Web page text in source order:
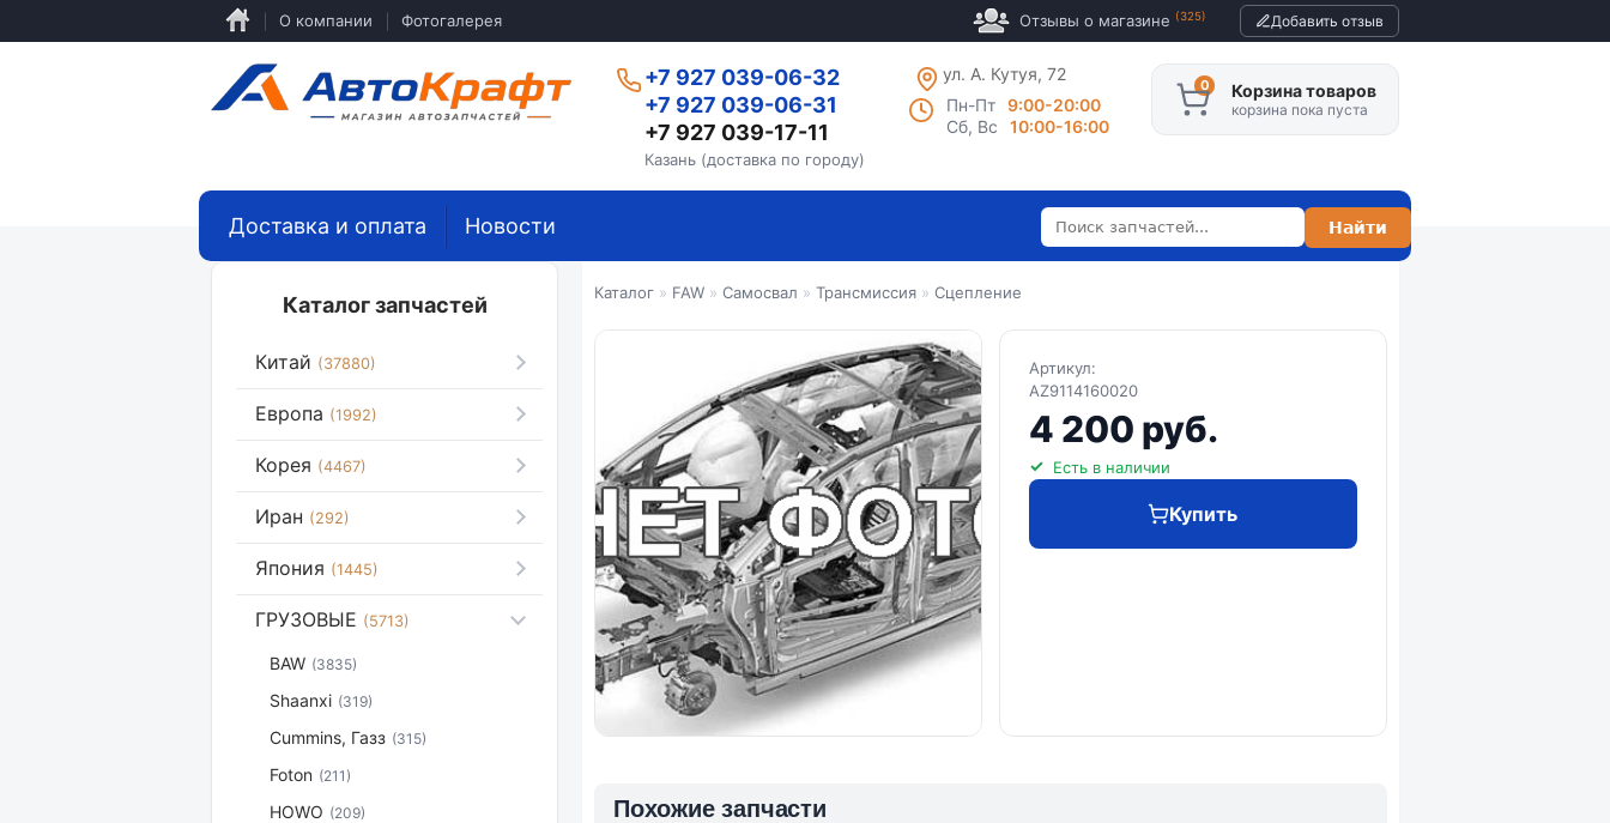
основному
О компании Фотогалерея Отзывы о магазине (325) Добавить отзыв
+7 927 039-06-32
+7 927 039-06-31
+7 927 039-17-11
Казань (доставка по городу)
ул. А. Кутуя, 72
Пн-Пт
9:00-20:00
Сб, Вс
10:00-16:00
Корзина товаров
корзина пока пуста
Каталог » FAW » Самосвал » Трансмиссия » Сцепление
Артикул:
AZ9114160020
4 200 руб.
Есть в наличии
Купить
Похожие запчасти
Доставка и оплата Новости
Каталог запчастей
Китай (37880)
Европа (1992)
Корея (4467)
Иран (292)
Япония (1445)
ГРУЗОВЫЕ (5713)
BAW (3835)
Shaanxi (319)
Cummins, Газз (315)
Foton (211)
HOWO (209)